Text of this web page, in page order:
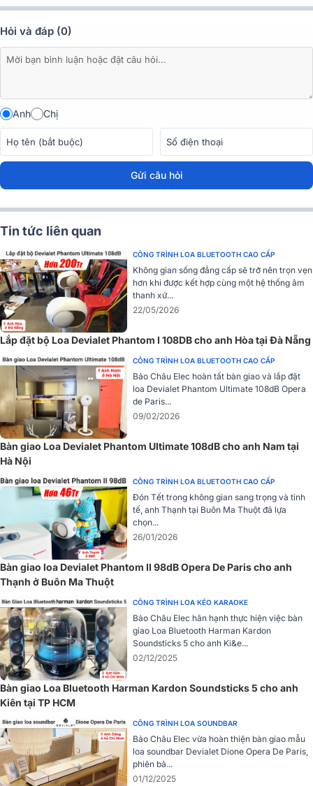
Không có quá nhiều thay đổi,Loa DevialetPhantom II 98db Iconic
White vẫn giữ được các nét đặc trưng của thương hiệu, kích thước
nhỏ xinh 157 mmx168 mmx 219 mm, chỉ nặng 4.3kg tạo điều kiện
thuận lợi cho người dùng khi mang theo mọi bữa tiệc. Người dùng
có thể đặt bàn, để sàn hay trên giá treo loa.
Thiết kế hình cầu bản quyền riêng của hãng Deviale, nổi bật với vẻ
đẹp sang trọng, kiêu sa, hãng cho bạn hai sự lựa chọn về màu sắc.
Đó là màu trắng hoặc đen – gam màu classic, dễ phối hợp với mọi
không gian, nội thất gia đình của bạn.
thẩm mỹ và khả năng trình diễn âm nhạc cao, có thể sử dụng như
vật trang trí trong nhà.
Đánh giá chất lượng loa Devialet Phantom II 98db
Công suất hoạt động mạnh mẽ
Vượt trội hơn hẳn các thiết kế khác, loa Phantom
White còn cho hiệu suất âm thanh nghe Solo hoang sơ và bùng nổ (
công suất tối thiểu đã đạt tới: 400 Watts-RMS) dù bạn ở bất kì đâu
trong nhà, mang đến trải nghiệm âm nhạc tuyệt vời nhất.
Với hệ thống âm thanh nổi cho các mẫu dòng Phantom II, tạo ra sân
khấu âm thanh rộng nhất có thể, từ các loa siêu nhỏ gọn kết hợp với
chế độ Duo, Phantom II mang lại nhiều sức mạnh và cảm xúc hơn,
giúp bạn đắm chìm trong âm nhạc, phim và trò chơi yêu thích của
Trang bị nhiều khả năng kết nối tuyệt vời
Để mang đến cho người dùng trải nghiệm âm nhạc tuyệt vời
nhất, Loa Devialet Phantom II 98db Iconic White được trang bị đầy
Hỏi và đáp (0)
Anh Chị
Gửi câu hỏi
Tin tức liên quan
CÔNG TRÌNH LOA BLUETOOTH CAO CẤP
Không gian sống đẳng cấp sẽ trở nên trọn vẹn
hơn khi được kết hợp cùng một hệ thống âm
thanh xứ...
22/05/2026
Lắp đặt bộ Loa Devialet Phantom I 108DB cho anh Hòa tại Đà Nẵng
CÔNG TRÌNH LOA BLUETOOTH CAO CẤP
Bảo Châu Elec hoàn tất bàn giao và lắp đặt
loa Devialet Phantom Ultimate 108dB Opera
de Paris...
09/02/2026
Bàn giao Loa Devialet Phantom Ultimate 108dB cho anh Nam tại
Hà Nội
CÔNG TRÌNH LOA BLUETOOTH CAO CẤP
Đón Tết trong không gian sang trọng và tinh
tế, anh Thạnh tại Buôn Ma Thuột đã lựa
chọn...
26/01/2026
Bàn giao loa Devialet Phantom II 98dB Opera De Paris cho anh
Thạnh ở Buôn Ma Thuột
CÔNG TRÌNH LOA KÉO KARAOKE
Bảo Châu Elec hân hạnh thực hiện việc bàn
giao Loa Bluetooth Harman Kardon
Soundsticks 5 cho anh Ki&e...
02/12/2025
Bàn giao Loa Bluetooth Harman Kardon Soundsticks 5 cho anh
Kiên tại TP HCM
CÔNG TRÌNH LOA SOUNDBAR
Bảo Châu Elec vừa hoàn thiện bàn giao mẫu
loa soundbar Devialet Dione Opera De Paris,
phiên bả...
01/12/2025